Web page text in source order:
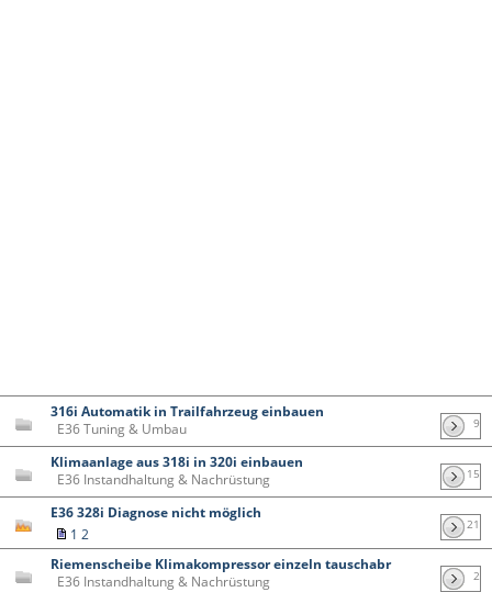
316i Automatik in Trailfahrzeug einbauen
E36 Tuning & Umbau
9
Klimaanlage aus 318i in 320i einbauen
E36 Instandhaltung & Nachrüstung
15
E36 328i Diagnose nicht möglich
1 2
21
Riemenscheibe Klimakompressor einzeln tauschabr
E36 Instandhaltung & Nachrüstung
2